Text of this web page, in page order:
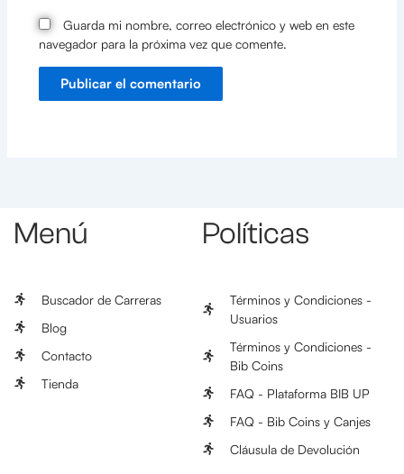
Guarda mi nombre, correo electrónico y web en este
navegador para la próxima vez que comente.
Menú
Buscador de Carreras
Blog
Contacto
Tienda
Políticas
Términos y Condiciones -
Usuarios
Términos y Condiciones -
Bib Coins
FAQ - Plataforma BIB UP
FAQ - Bib Coins y Canjes
Cláusula de Devolución